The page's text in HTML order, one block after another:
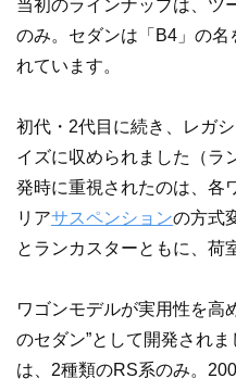
当初のラインナップは、ツ
のみ。セダンは「B4」の名
れています。
初代・2代目に続き、レガ
イズに収められました（ラ
発時に重視されたのは、各
リアサスペンションの方式
とランカスターともに、荷
ワゴンモデルが実用性を高
のセダン”として開発され
は、2種類のRS系のみ。